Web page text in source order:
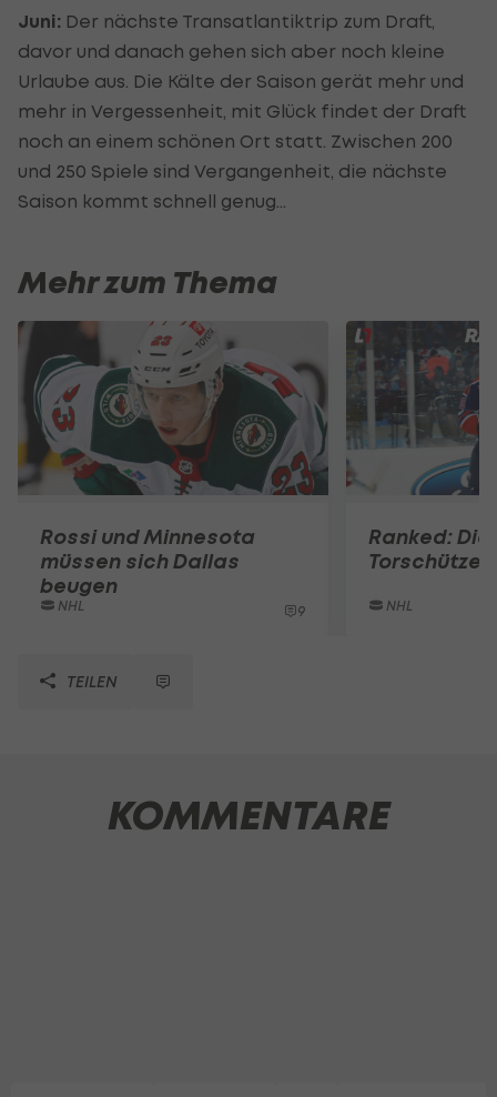
Juni: Der nächste Transatlantiktrip zum Draft,
davor und danach gehen sich aber noch kleine
Urlaube aus. Die Kälte der Saison gerät mehr und
mehr in Vergessenheit, mit Glück findet der Draft
noch an einem schönen Ort statt. Zwischen 200
und 250 Spiele sind Vergangenheit, die nächste
Saison kommt schnell genug...
Mehr zum Thema
Rossi und Minnesota
müssen sich Dallas
beugen
NHL 9
Ranked:
Torschützen
NHL
TEILEN
KOMMENTARE